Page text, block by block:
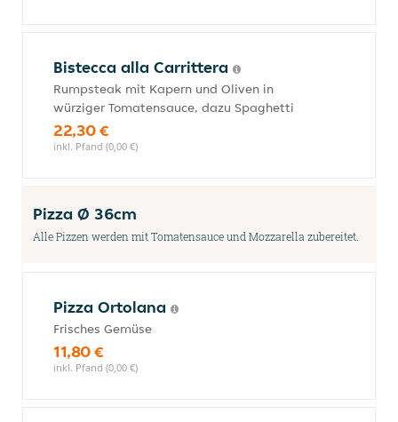
Bistecca alla Carrittera
Rumpsteak mit Kapern und Oliven in
würziger Tomatensauce, dazu Spaghetti
22,30 €
inkl. Pfand (0,00 €)
Pizza Ø 36cm
Alle Pizzen werden mit Tomatensauce und Mozzarella zubereitet.
Pizza Ortolana
Frisches Gemüse
11,80 €
inkl. Pfand (0,00 €)